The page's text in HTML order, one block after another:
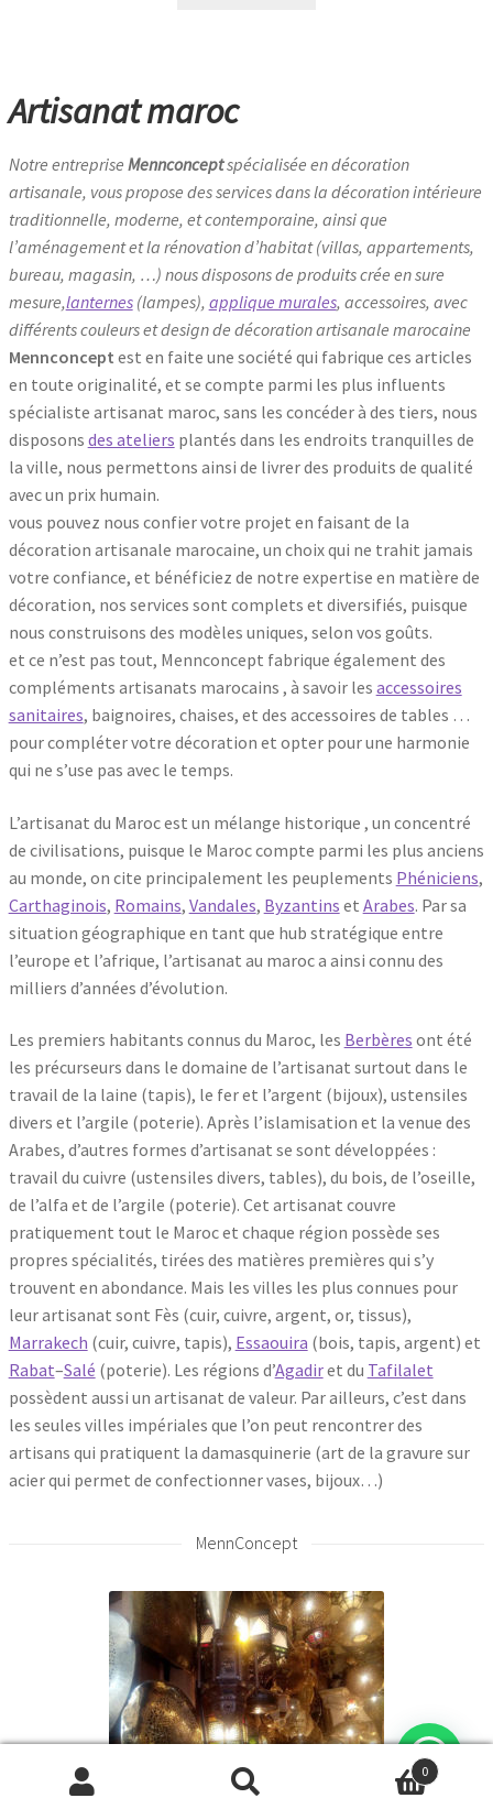
Artisanat maroc
Notre entreprise Mennconceptspécialisée en décoration
artisanale, vous propose des services dans la décoration intérieure
traditionnelle, moderne, et contemporaine, ainsi que
l’aménagement et la rénovation d’habitat (villas, appartements,
bureau, magasin, …) nous disposons de produits crée en sure
mesure,lanternes(lampes), applique murales, accessoires, avec
différents couleurs et design de décoration artisanale marocaine
Mennconcept est en faite une société qui fabrique ces articles
en toute originalité, et se compte parmi les plus influents
spécialiste artisanat maroc, sans les concéder à des tiers, nous
disposons des ateliers plantés dans les endroits tranquilles de
la ville, nous permettons ainsi de livrer des produits de qualité
avec un prix humain.
vous pouvez nous confier votre projet en faisant de la
décoration artisanale marocaine, un choix qui ne trahit jamais
votre confiance, et bénéficiez de notre expertise en matière de
décoration, nos services sont complets et diversifiés, puisque
nous construisons des modèles uniques, selon vos goûts.
et ce n’est pas tout, Mennconcept fabrique également des
compléments artisanats marocains , à savoir les accessoires
sanitaires, baignoires, chaises, et des accessoires de tables …
pour compléter votre décoration et opter pour une harmonie
qui ne s’use pas avec le temps.
L’artisanat du Maroc est un mélange historique , un concentré
de civilisations, puisque le Maroc compte parmi les plus anciens
au monde, on cite principalement les peuplements Phéniciens,
Carthaginois, Romains, Vandales, Byzantins et Arabes. Par sa
situation géographique en tant que hub stratégique entre
l’europe et l’afrique, l’artisanat au maroc a ainsi connu des
milliers d’années d’évolution.
Les premiers habitants connus du Maroc, les Berbères ont été
les précurseurs dans le domaine de l’artisanat surtout dans le
travail de la laine (tapis), le fer et l’argent (bijoux), ustensiles
divers et l’argile (poterie). Après l’islamisation et la venue des
Arabes, d’autres formes d’artisanat se sont développées :
travail du cuivre (ustensiles divers, tables), du bois, de l’oseille,
de l’alfa et de l’argile (poterie). Cet artisanat couvre
pratiquement tout le Maroc et chaque région possède ses
propres spécialités, tirées des matières premières qui s’y
trouvent en abondance. Mais les villes les plus connues pour
leur artisanat sont Fès (cuir, cuivre, argent, or, tissus),
Marrakech (cuir, cuivre, tapis), Essaouira (bois, tapis, argent) et
Rabat–Salé (poterie). Les régions d’Agadiret du Tafilalet
possèdent aussi un artisanat de valeur. Par ailleurs, c’est dans
les seules villes impériales que l’on peut rencontrer des
artisans qui pratiquent la damasquinerie (art de la gravure sur
acier qui permet de confectionner vases, bijoux…)
MennConcept
Recherche
Recherche
0